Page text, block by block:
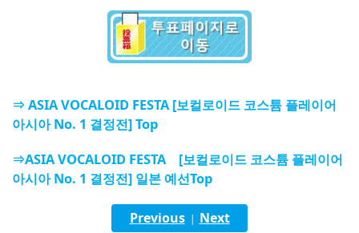
⇒ ASIA VOCALOID FESTA [보컬로이드 코스튬 플레이어
아시아 No. 1 결정전] Top
⇒ASIA VOCALOID FESTA [보컬로이드 코스튬 플레이어
아시아 No. 1 결정전] 일본 예선Top
Previous| Next